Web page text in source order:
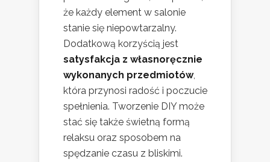
że każdy element w salonie
stanie się niepowtarzalny.
Dodatkową korzyścią jest
satysfakcja z własnoręcznie
wykonanych przedmiotów,
która przynosi radość i poczucie
spełnienia. Tworzenie DIY może
stać się także świetną formą
relaksu oraz sposobem na
spędzanie czasu z bliskimi.